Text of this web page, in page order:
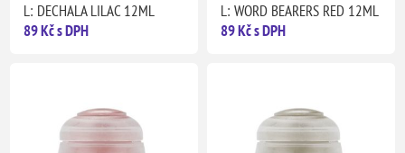
L: DECHALA LILAC 12ML
89 Kč s DPH
L: WORD BEARERS RED 12ML
89 Kč s DPH